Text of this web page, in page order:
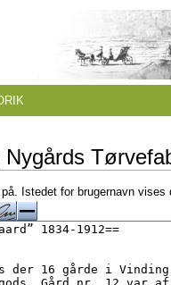
Nygårds
Istedet for brugernavn